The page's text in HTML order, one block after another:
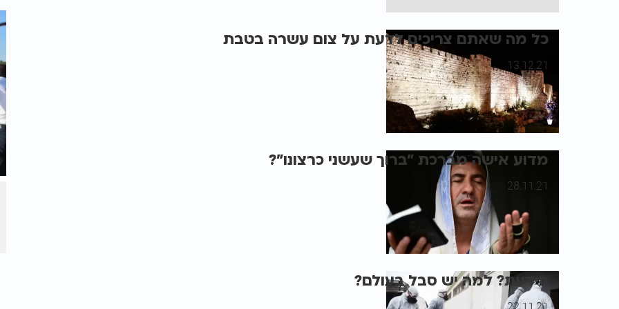
כל מה שאתם צריכים לדעת על צום עשרה בטבת
13.12.21
מדוע אישה מברכת "ברוך שעשני כרצונו"?
28.11.21
הידעת? למה יש סבל בעולם?